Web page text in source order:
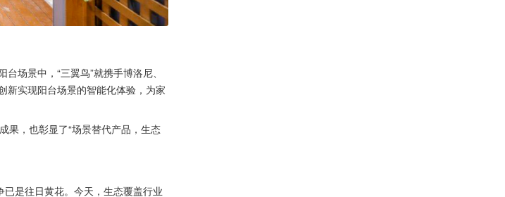
场景中，“三翼鸟”就携手博洛尼、
新实现阳台场景的智能化体验，为家
果，也彰显了“场景替代产品，生态
是往日黄花。今天，生态覆盖行业